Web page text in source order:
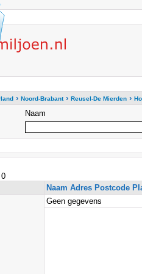
› Noord-Brabant› Reusel-De Mierden›
Naam
Naam Adres Postcode
Geen gegevens